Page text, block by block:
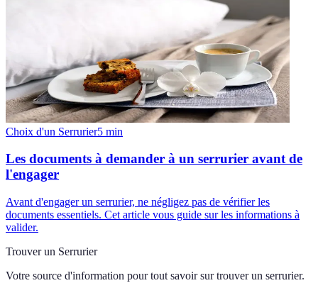
Choix d'un Serrurier5 min
Les documents à demander à un serrurier avant de
l'engager
Avant d'engager un serrurier, ne négligez pas de vérifier les
documents essentiels. Cet article vous guide sur les informations à
valider.
Trouver un Serrurier
Votre source d'information pour tout savoir sur trouver un serrurier.